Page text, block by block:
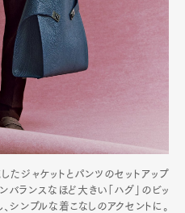
たジャケットとパンツのセットアップ
バランスなほど大きい「ハグ」のビッ
シンプルな着こなしのアクセントに。